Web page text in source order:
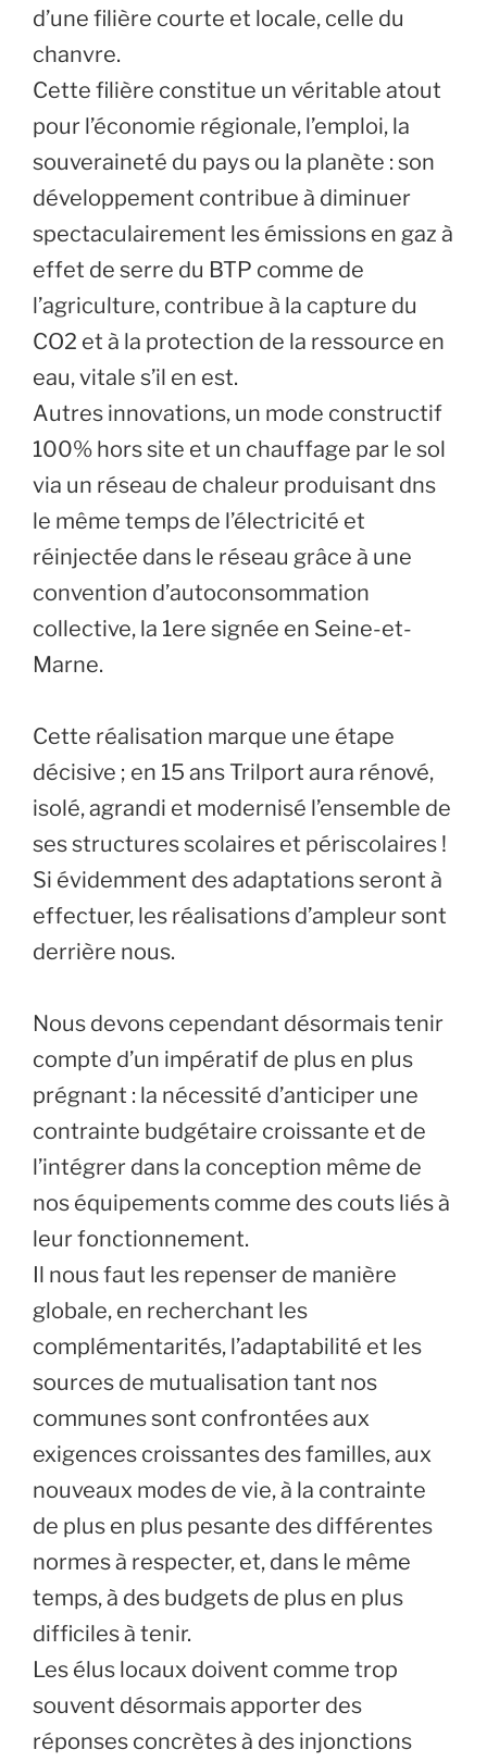
d’une filière courte et locale, celle du
chanvre.
Cette filière constitue un véritable atout
pour l’économie régionale, l’emploi, la
souveraineté du pays ou la planète : son
développement contribue à diminuer
spectaculairement les émissions en gaz à
effet de serre du BTP comme de
l’agriculture, contribue à la capture du
CO2 et à la protection de la ressource en
eau, vitale s’il en est.
Autres innovations, un mode constructif
100% hors site et un chauffage par le sol
via un réseau de chaleur produisant dns
le même temps de l’électricité et
réinjectée dans le réseau grâce à une
convention d’autoconsommation
collective, la 1ere signée en Seine-et-
Marne.
Cette réalisation marque une étape
décisive ; en 15 ans Trilport aura rénové,
isolé, agrandi et modernisé l’ensemble de
ses structures scolaires et périscolaires !
Si évidemment des adaptations seront à
effectuer, les réalisations d’ampleur sont
derrière nous.
Nous devons cependant désormais tenir
compte d’un impératif de plus en plus
prégnant : la nécessité d’anticiper une
contrainte budgétaire croissante et de
l’intégrer dans la conception même de
nos équipements comme des couts liés à
leur fonctionnement.
Il nous faut les repenser de manière
globale, en recherchant les
complémentarités, l’adaptabilité et les
sources de mutualisation tant nos
communes sont confrontées aux
exigences croissantes des familles, aux
nouveaux modes de vie, à la contrainte
de plus en plus pesante des différentes
normes à respecter, et, dans le même
temps, à des budgets de plus en plus
difficiles à tenir.
Les élus locaux doivent comme trop
souvent désormais apporter des
réponses concrètes à des injonctions